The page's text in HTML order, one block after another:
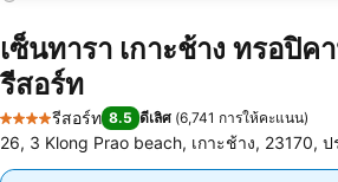
เซ็นทารา เกาะช้าง ทรอปิค
รีสอร์ท
4 ดาว
รีสอร์ท 8.5 ดีเลิศ (6,741 การให้คะแนน)
26, 3 Klong Prao beach, เกาะช้าง, 23170, ป